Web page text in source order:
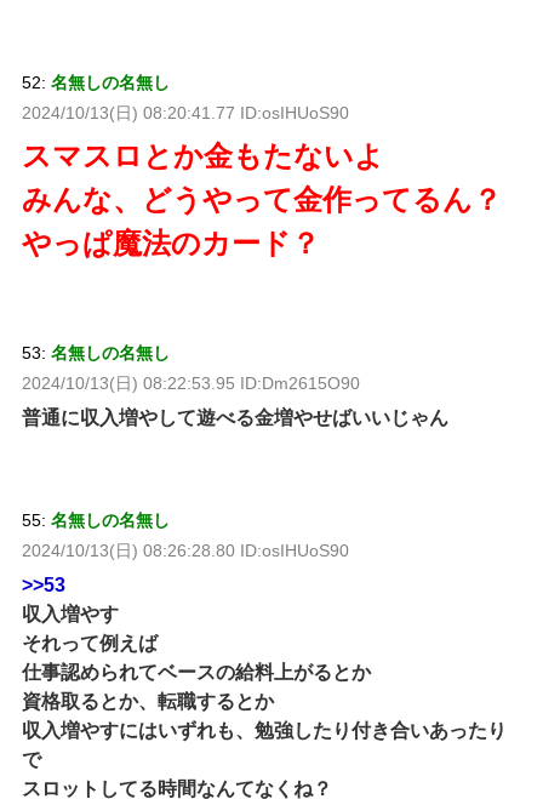
52: 名無しの名無し
2024/10/13(日) 08:20:41.77 ID:osIHUoS90
スマスロとか金もたないよ
みんな、どうやって金作ってるん？
やっぱ魔法のカード？
53: 名無しの名無し
2024/10/13(日) 08:22:53.95 ID:Dm2615O90
普通に収入増やして遊べる金増やせばいいじゃん
55: 名無しの名無し
2024/10/13(日) 08:26:28.80 ID:osIHUoS90
>>53
収入増やす
それって例えば
仕事認められてベースの給料上がるとか
資格取るとか、転職するとか
収入増やすにはいずれも、勉強したり付き合いあったり
で
スロットしてる時間なんてなくね？